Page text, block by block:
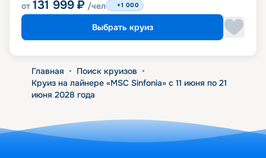
от 131 999 ₽ /чел +1 000
Выбрать круиз
Главная • Поиск круизов •
Круиз на лайнере «MSC Sinfonia» с 11 июня по 21
июня 2028 года